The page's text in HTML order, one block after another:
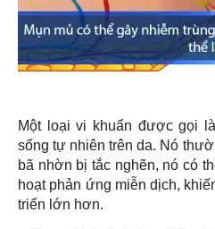
Một loại vi khuẩn được gọi
sống tự nhiên trên da. Nó
bã nhờn bị tắc nghẽn, nó có
hoạt phản ứng miễn dịch,
triển lớn hơn.